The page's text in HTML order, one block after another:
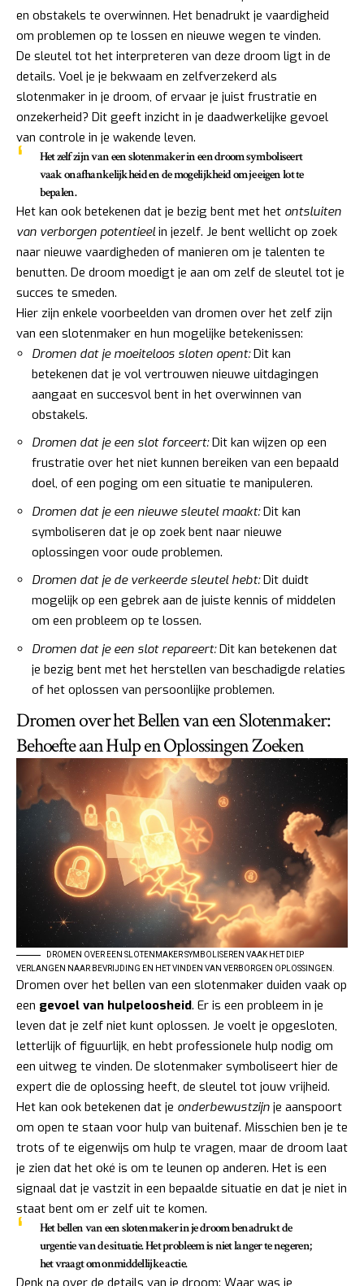
en obstakels te overwinnen. Het benadrukt je vaardigheid
om problemen op te lossen en nieuwe wegen te vinden.
De sleutel tot het interpreteren van deze droom ligt in de
details. Voel je je bekwaam en zelfverzekerd als
slotenmaker in je droom, of ervaar je juist frustratie en
onzekerheid? Dit geeft inzicht in je daadwerkelijke gevoel
van controle in je wakende leven.
Het zelf zijn van een slotenmaker in een droom symboliseert
vaakonafhankelijkheid en de mogelijkheid om je eigen lot te
bepalen.
Het kan ook betekenen dat je bezig bent met het ontsluiten
van verborgen potentieelin jezelf. Je bent wellicht op zoek
naar nieuwe vaardigheden of manieren om je talenten te
benutten. De droom moedigt je aan om zelf de sleutel tot je
succes te smeden.
Hier zijn enkele voorbeelden van dromen over het zelf zijn
van een slotenmaker en hun mogelijke betekenissen:
Dromen dat je moeiteloos sloten opent:Dit kan
betekenen dat je vol vertrouwen nieuwe uitdagingen
aangaat en succesvol bent in het overwinnen van
obstakels.
Dromen dat je een slot forceert:Dit kan wijzen op een
frustratie over het niet kunnen bereiken van een bepaald
doel, of een poging om een situatie te manipuleren.
Dromen dat je een nieuwe sleutel maakt:Dit kan
symboliseren dat je op zoek bent naar nieuwe
oplossingen voor oude problemen.
Dromen dat je de verkeerde sleutel hebt:Dit duidt
mogelijk op een gebrek aan de juiste kennis of middelen
om een probleem op te lossen.
Dromen dat je een slot repareert:Dit kan betekenen dat
je bezig bent met het herstellen van beschadigde relaties
of het oplossen van persoonlijke problemen.
Dromen over het Bellen van een Slotenmaker:
Behoefte aan Hulp en Oplossingen Zoeken
DROMEN OVER EEN SLOTENMAKER SYMBOLISEREN VAAK HET DIEP
VERLANGEN NAAR BEVRIJDING EN HET VINDEN VAN VERBORGEN OPLOSSINGEN.
Dromen over het bellen van een slotenmaker duiden vaak op
een gevoel van hulpeloosheid. Er is een probleem in je
leven dat je zelf niet kunt oplossen. Je voelt je opgesloten,
letterlijk of figuurlijk, en hebt professionele hulp nodig om
een uitweg te vinden. De slotenmaker symboliseert hier de
expert die de oplossing heeft, de sleutel tot jouw vrijheid.
Het kan ook betekenen dat je onderbewustzijn je aanspoort
om open te staan voor hulp van buitenaf. Misschien ben je te
trots of te eigenwijs om hulp te vragen, maar de droom laat
je zien dat het oké is om te leunen op anderen. Het is een
signaal dat je vastzit in een bepaalde situatie en dat je niet in
staat bent om er zelf uit te komen.
Het bellen van een slotenmaker in je droom benadrukt de
urgentievan de situatie. Het probleem is niet langer te negeren;
het vraagt om onmiddellijke actie.